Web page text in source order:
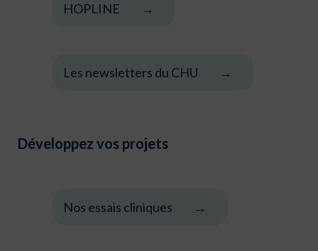
HOPLINE
Les newsletters du CHU
Développez vos projets
Nos essais cliniques